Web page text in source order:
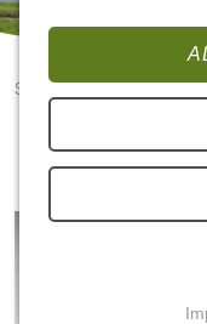
Startseite
Auch in diesem Jahr